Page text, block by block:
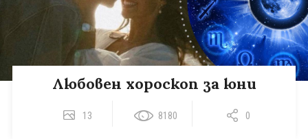
Любовен хороскоп за юни
13 8180 0